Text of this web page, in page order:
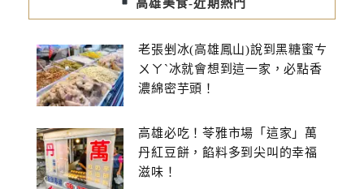
高雄美食-近期熱門
老張剉冰(高雄鳳山)說到黑糖蜜ㄘ
ㄨㄚˋ冰就會想到這一家，必點香
濃綿密芋頭！
高雄必吃！苓雅市場「這家」萬
丹紅豆餅，餡料多到尖叫的幸福
滋味！